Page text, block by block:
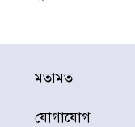
১০
মতামত
যোগাযোগ